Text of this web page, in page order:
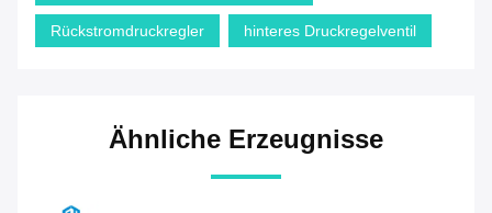
Rückstromdruckregler hinteres Druckregelventil
Ähnliche Erzeugnisse